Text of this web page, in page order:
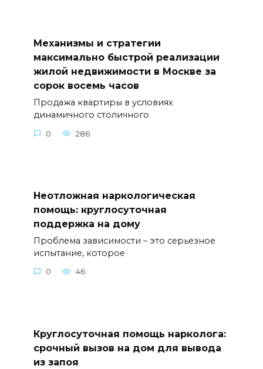
Механизмы и стратегии
максимально быстрой реализации
жилой недвижимости в Москве за
сорок восемь часов
Продажа квартиры в условиях
динамичного столичного
0 286
Неотложная наркологическая
помощь: круглосуточная
поддержка на дому
Проблема зависимости – это серьезное
испытание, которое
0 46
Круглосуточная помощь нарколога:
срочный вызов на дом для вывода
из запоя